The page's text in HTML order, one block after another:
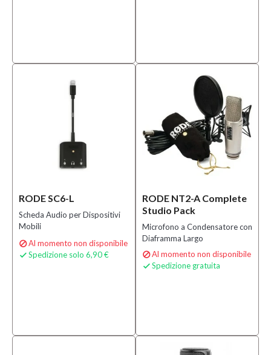
RODE SC6-L
Scheda Audio per Dispositivi
Mobili
Al momento non disponibile
 Spedizione solo 6,90 €
RODE NT2-A Complete
Studio Pack
Microfono a Condensatore con
Diaframma Largo
Al momento non disponibile
 Spedizione gratuita